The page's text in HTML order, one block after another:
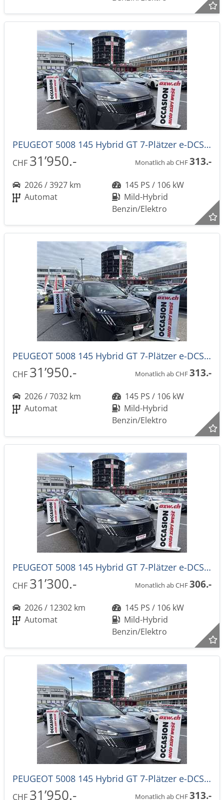
PEUGEOT 5008 145 Hybrid GT 7-Plätzer e-DCS-Automat
CHF 31’950.- Monatlich ab CHF313.-
2026 / 3927 km
145 PS / 106 kW
Automat
Mild-Hybrid
Benzin/Elektro
PEUGEOT 5008 145 Hybrid GT 7-Plätzer e-DCS-Automat
CHF 31’950.- Monatlich ab CHF313.-
2026 / 7032 km
145 PS / 106 kW
Automat
Mild-Hybrid
Benzin/Elektro
PEUGEOT 5008 145 Hybrid GT 7-Plätzer e-DCS-Automat
CHF 31’300.- Monatlich ab CHF306.-
2026 / 12302 km
145 PS / 106 kW
Automat
Mild-Hybrid
Benzin/Elektro
PEUGEOT 5008 145 Hybrid GT 7-Plätzer e-DCS-Automat
CHF 31’950.- Monatlich ab CHF313.-